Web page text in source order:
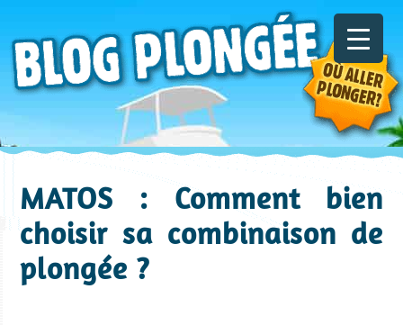
MATOS : Comment bien
choisir sa combinaison de
plongée ?